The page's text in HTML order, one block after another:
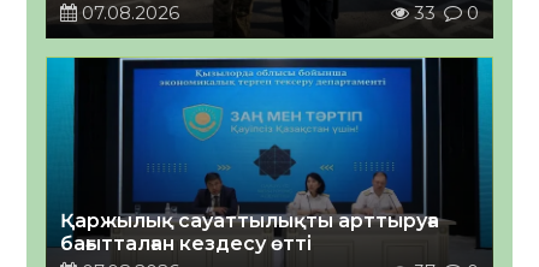
07.08.2026
33 0
Қаржылық сауаттылықты арттыруға
бағытталған кездесу өтті